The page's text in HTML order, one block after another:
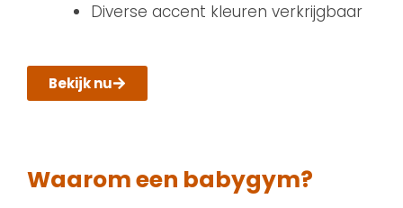
Diverse accent kleuren verkrijgbaar
Bekijk nu
Waarom een babygym?